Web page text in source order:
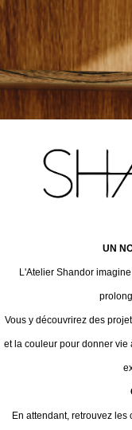
UN
L'Atelier Shandor
Vous y découvrirez des
et la couleur pour donner vie
En attendant, retrouvez les